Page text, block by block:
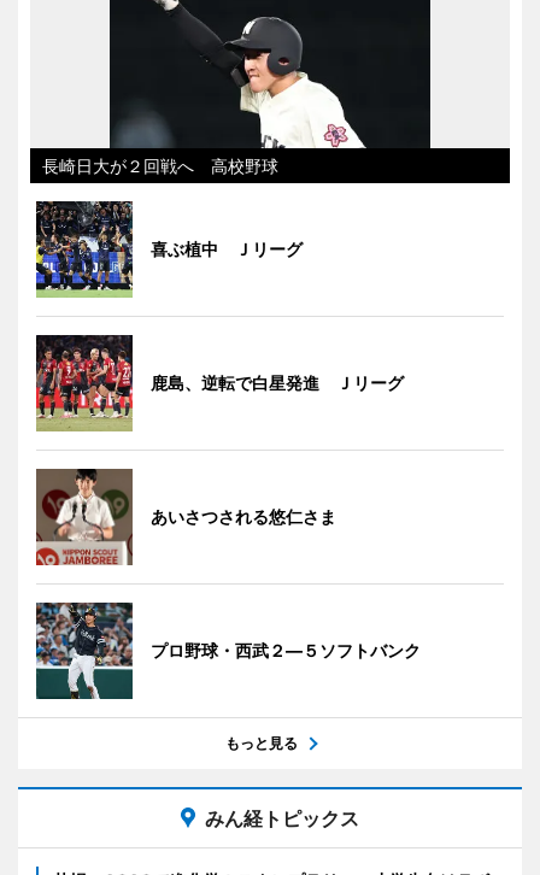
長崎日大が２回戦へ 高校野球
喜ぶ植中 Ｊリーグ
鹿島、逆転で白星発進 Ｊリーグ
あいさつされる悠仁さま
プロ野球・西武２―５ソフトバンク
もっと見る
みん経トピックス